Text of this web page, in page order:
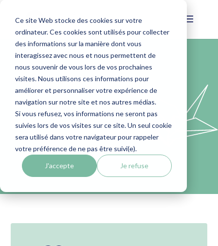
Ce site Web stocke des cookies sur votre
ordinateur. Ces cookies sont utilisés pour collecter
des informations sur la manière dont vous
interagissez avec nous et nous permettent de
nous souvenir de vous lors de vos prochaines
visites. Nous utilisons ces informations pour
améliorer et personnaliser votre expérience de
navigation sur notre site et nos autres médias.
Si vous refusez, vos informations ne seront pas
suivies lors de vos visites sur ce site. Un seul cookie
sera utilisé dans votre navigateur pour rappeler
votre préférence de ne pas être suivi(e).
J'accepte Je refuse
NOS SOLUTIONS
Découvrez nos
formations